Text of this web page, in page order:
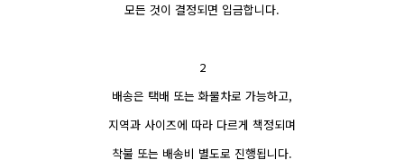
모든 것이 결정되면 입금합니다.
2
배송은 택배 또는 화물차로 가능하고,
지역과 사이즈에 따라 다르게 책정되며
착불 또는 배송비 별도로 진행됩니다.